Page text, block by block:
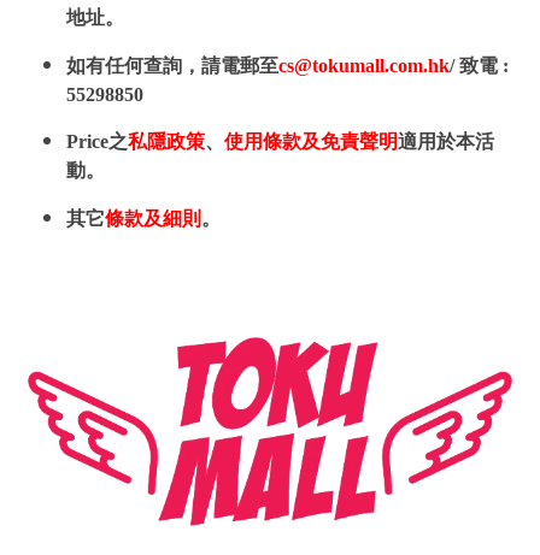
地址。
如有任何查詢，請電郵至cs@tokumall.com.hk/ 致電 :
55298850
Price之私隱政策、 使用條款及免責聲明適用於本活
動。
其它條款及細則 。